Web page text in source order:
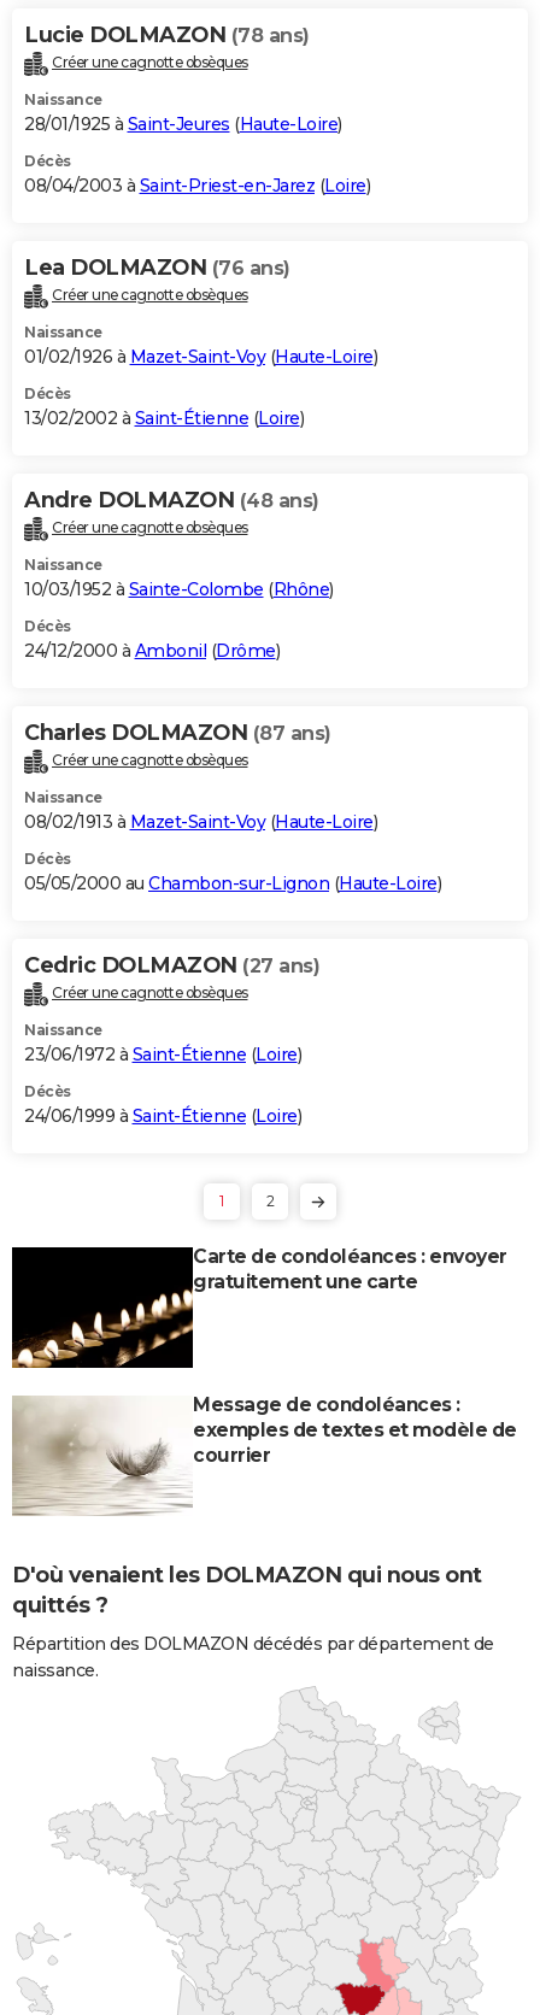
Lucie DOLMAZON (78 ans)
Créer une cagnotte obsèques
Naissance
28/01/1925 à Saint-Jeures (Haute-Loire)
Décès
08/04/2003 à Saint-Priest-en-Jarez (Loire)
Lea DOLMAZON (76 ans)
Créer une cagnotte obsèques
Naissance
01/02/1926 à Mazet-Saint-Voy(Haute-Loire)
Décès
13/02/2002 à Saint-Étienne (Loire)
Andre DOLMAZON (48 ans)
Créer une cagnotte obsèques
Naissance
10/03/1952 à Sainte-Colombe (Rhône)
Décès
24/12/2000 à Ambonil (Drôme)
Charles DOLMAZON (87 ans)
Créer une cagnotte obsèques
Naissance
08/02/1913 à Mazet-Saint-Voy(Haute-Loire)
Décès
05/05/2000 au Chambon-sur-Lignon (Haute-Loire)
Cedric DOLMAZON (27 ans)
Créer une cagnotte obsèques
Naissance
23/06/1972 à Saint-Étienne (Loire)
Décès
24/06/1999 à Saint-Étienne (Loire)
1 2
Carte de condoléances : envoyer
gratuitement une carte
Message de condoléances :
exemples de textes et modèle de
courrier
D'où venaient les DOLMAZON qui nous ont
quittés ?
Répartition des DOLMAZON décédés par département de
naissance.